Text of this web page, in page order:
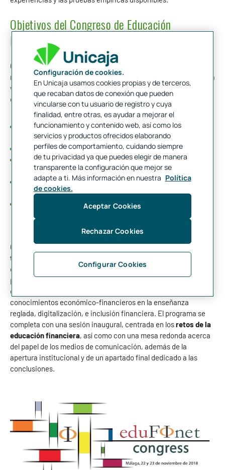
Objetivos del Congreso de Educación
Financiera de Edufinet
Con ese espíritu, desdeEdufinethemos organizado el
mencionado Congreso, cuya información se recoge en la página
web
www.edufinetcongress.com. Éstos son susobjetivos
esenciales:
Servir de punto de encuentro de los diversos agentes
involucrados o interesados en la educación financiera.
Discernir el estado de la cuestión en dicho ámbito.
Poner en común el acervo de los programas educativos
desarrollados.
Identificar los principales retos que se plantean en relación
con el objetivo de mejora de la cultura financiera.
Perfilar las estrategias de actuación más adecuadas y el
diseño óptimo de los programas educativos en dicha
Con esa orientación, elprogramase articula en torno adiez
tópicos
didáctica y metodología, efectos económicos, buenas
prácticas, influencia de la psicología en la toma de decisiones,
emprendimiento, eficacia de los programas formativos,
conocimientos económico-financieros en la enseñanza
reglada, digitalización, e inclusión financiera. El programa se
completa con una sesión inaugural, centrada en losretos de la
educación financiera, así como con una mesa redonda acerca
del papel de los medios de comunicación, además de la
apertura institucional y de un apartado final dedicado a las
conclusiones.
Configuración de cookies.
En Unicaja usamos cookies propias y de terceros,
que recaban datos de conexión que pueden
vincularse con tu usuario de registro y cuya
finalidad, entre otras, es ayudar a mejorar el
funcionamiento y contenido web, así como los
servicios y productos ofrecidos elaborando
perfiles de comportamiento, cuidando siempre
de tu privacidad ya que puedes elegir de manera
transparente la configuración que mejor se
adapte a ti. Más información en nuestra Política
de cookies.
Configurar Cookies
Rechazar Cookies
Aceptar Cookies